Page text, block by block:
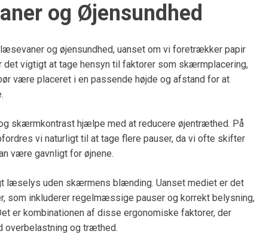
og Øjensundhed
og øjensundhed, uanset om vi foretrækker papir
vigtigt at tage hensyn til faktorer som skærmplacering,
være placeret i en passende højde og afstand for at
skærmkontrast hjælpe med at reducere øjentræthed. På
vi naturligt til at tage flere pauser, da vi ofte skifter
være gavnligt for øjnene.
læselys uden skærmens blænding. Uanset mediet er det
som inkluderer regelmæssige pauser og korrekt belysning,
er kombinationen af disse ergonomiske faktorer, der
overbelastning og træthed.